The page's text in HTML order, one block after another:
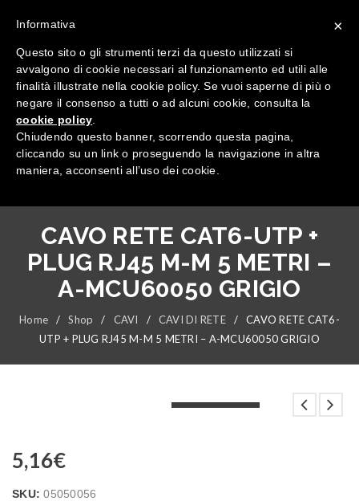
Tutte le categorie
CAVO RETE CAT6-UTP +
PLUG RJ45 M-M 5 METRI –
A-MCU60050 GRIGIO
Home / Shop / CAVI / CAVI DI RETE /
CAVO RETE CAT6-
UTP + PLUG RJ45 M-M 5 METRI – A-MCU60050 GRIGIO
5,16€
SKU:05050056
×
Informativa
Questo sito o gli strumenti terzi da questo utilizzati si
avvalgono di cookie necessari al funzionamento ed utili alle
finalità illustrate nella cookie policy. Se vuoi saperne di più o
negare il consenso a tutti o ad alcuni cookie, consulta la
cookie policy
Chiudendo questo banner, scorrendo questa pagina,
cliccando su un link o proseguendo la navigazione in altra
maniera, acconsenti all’uso dei cookie.